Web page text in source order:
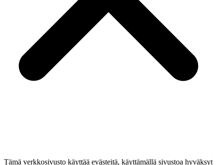
Tämä verkkosivusto käyttää evästeitä, käyttämällä sivustoa hyväksyt